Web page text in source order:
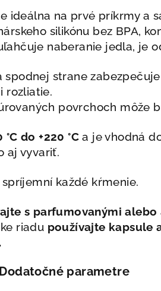
ideálna na prvé príkrmy a
silikónu bez BPA,
naberanie jedla, je
spodnej strane
rozliatie.
povrchoch môže
°C do +220 °C a je vhodná
aj vyvariť.
každé kŕmenie.
s parfumovanými
riadu používajte kapsule
Dodatočné parametre